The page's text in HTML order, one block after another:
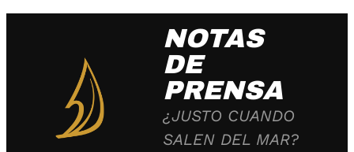
NOTAS
DE
PRENSA
¿JUSTO CUANDO
SALEN DEL MAR?